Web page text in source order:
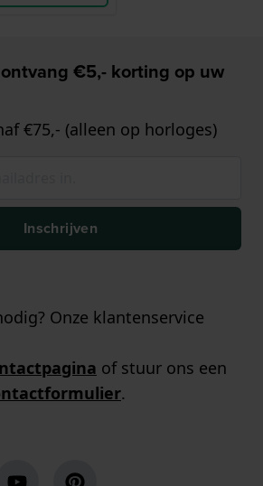
€5,- korting op uw
€75,- (alleen op horloges)
Inschrijven
Onze klantenservice
of stuur ons een
.